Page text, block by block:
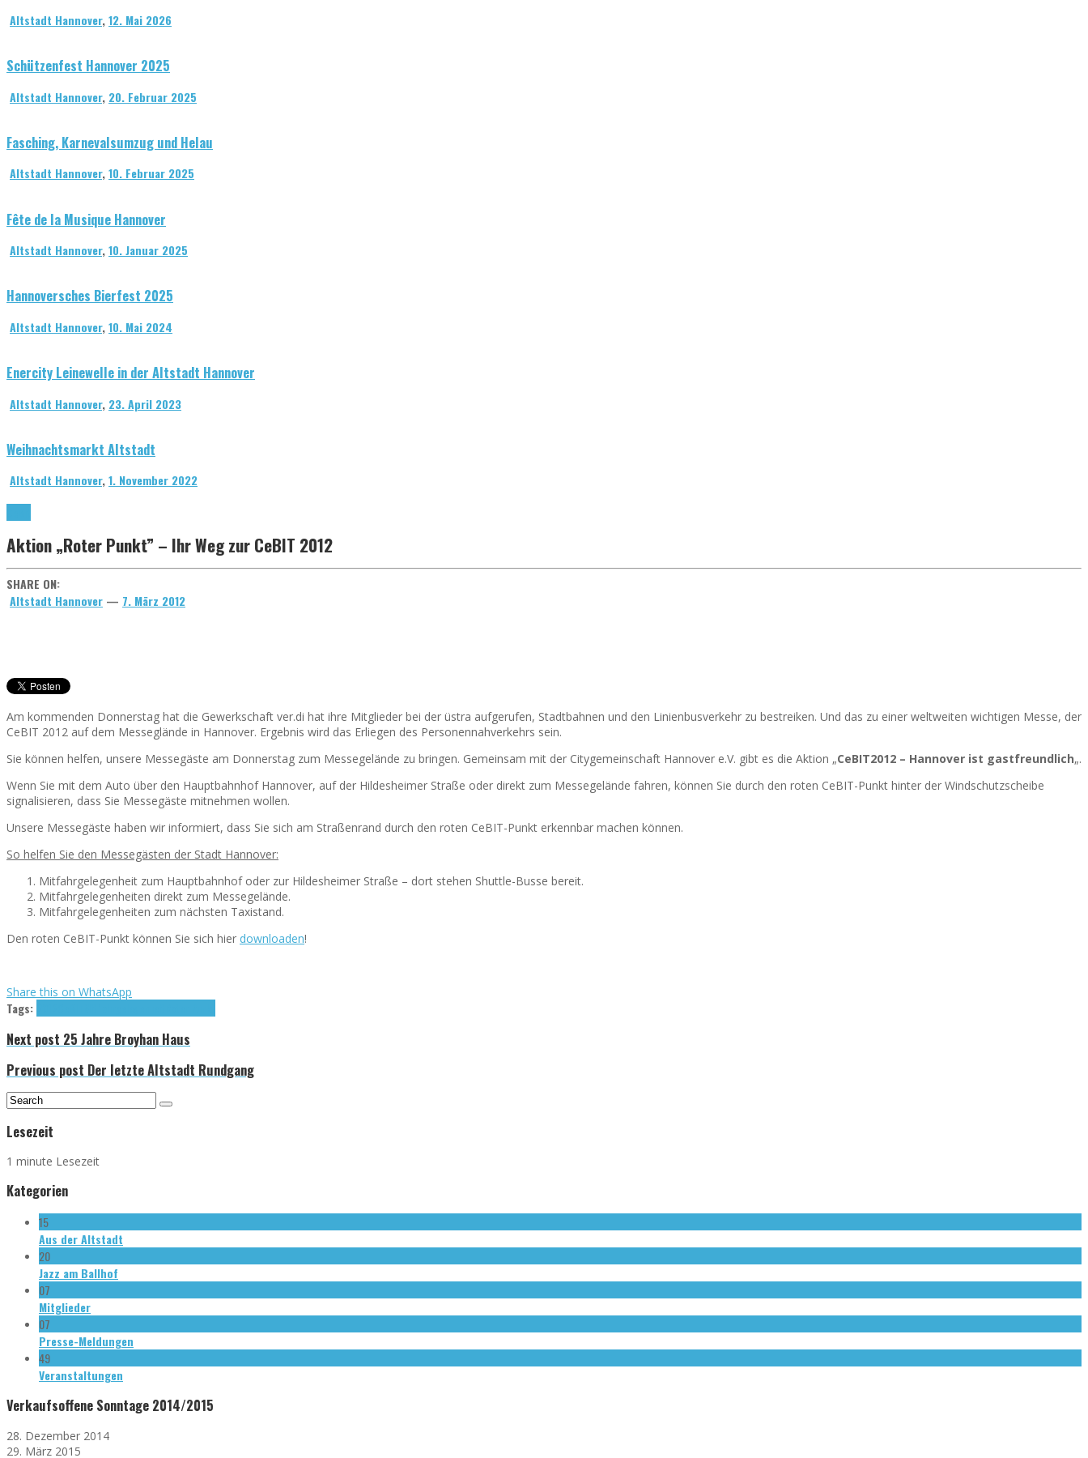
Altstadt Hannover,12. Mai 2026
Schützenfest Hannover 2025
Altstadt Hannover, 20. Februar 2025
Fasching, Karnevalsumzug und Helau
Altstadt Hannover,10. Februar 2025
Fête de la Musique Hannover
Altstadt Hannover,10. Januar 2025
Hannoversches Bierfest 2025
Altstadt Hannover,10. Mai 2024
Enercity Leinewelle in der Altstadt Hannover
Altstadt Hannover, 23. April 2023
Weihnachtsmarkt Altstadt
Altstadt Hannover,1. November 2022
Aktion „Roter Punkt” – Ihr Weg zur CeBIT 2012
SHARE ON:
Altstadt Hannover — 7. März 2012
Am kommenden Donnerstag hat die Gewerkschaft ver.di hat ihre Mitglieder bei der üstra aufgerufen, Stadtbahnen und den Linienbusverkehr zu bestreiken. Und das zu einer weltweiten wichtigen Messe, der
CeBIT 2012 auf dem Messeglände in Hannover. Ergebnis wird das Erliegen des Personennahverkehrs sein.
Sie können helfen, unsere Messegäste am Donnerstag zum Messegelände zu bringen. Gemeinsam mit der Citygemeinschaft Hannover e.V. gibt es die Aktion „CeBIT2012 – Hannover ist gastfreundlich„.
Wenn Sie mit dem Auto über den Hauptbahnhof Hannover, auf der Hildesheimer Straße oder direkt zum Messegelände fahren, können Sie durch den roten CeBIT-Punkt hinter der Windschutzscheibe
signalisieren, dass Sie Messegäste mitnehmen wollen.
Unsere Messegäste haben wir informiert, dass Sie sich am Straßenrand durch den roten CeBIT-Punkt erkennbar machen können.
So helfen Sie den Messegästen der Stadt Hannover:
Mitfahrgelegenheit zum Hauptbahnhof oder zur Hildesheimer Straße – dort stehen Shuttle-Busse bereit.
Mitfahrgelegenheiten direkt zum Messegelände.
Mitfahrgelegenheiten zum nächsten Taxistand.
Den roten CeBIT-Punkt können Sie sich hier downloaden!
Share this on WhatsApp
Tags:
Next post 25 Jahre Broyhan Haus
Previous post Der letzte Altstadt Rundgang
Lesezeit
1 minute Lesezeit
Kategorien
15
Aus der Altstadt
20
Jazz am Ballhof
07
Mitglieder
07
Presse-Meldungen
49
Veranstaltungen
Verkaufsoffene Sonntage 2014/2015
28. Dezember 2014
29. März 2015